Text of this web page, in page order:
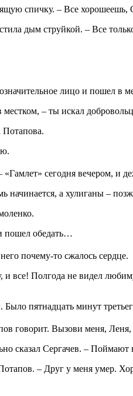
спичку. – Все хорошеешь,
дым струйкой. – Все
лицо и пошел в
– ты искал
Потапова.
сегодня вечером, и
начинается, а хулиганы –
пошел обедать…
почему-то сжалось сердце.
и все! Полгода не видел
пятнадцать минут
говорит. Вызови меня, Леня,
сказал Сергачев. –
– Друг у меня умер.